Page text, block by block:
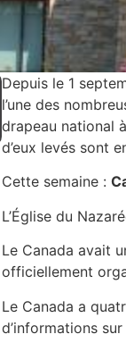
Depuis le 1
l’une des
drapeau national
d’eux levés sont
Cette semaine :
L’Église du
Le Canada avait
officiellement
Le Canada a
d’informations